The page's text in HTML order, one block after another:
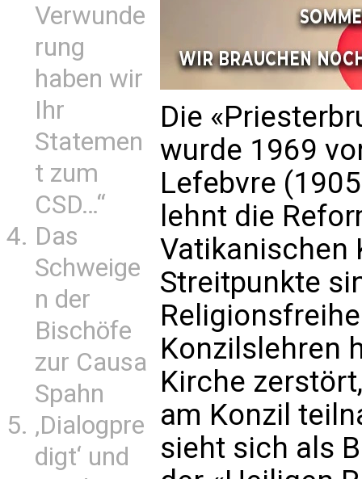
Verwunde
rung
haben wir
Ihr
Statemen
t zum
CSD…“
Das
Schweige
n der
Bischöfe
zur Causa
Spahn
‚Dialogpre
digt‘ und
Die
wurde 1969
Lefebvre
lehnt die
Vatikanischen
Streitpunkte
Konzilslehren
Kirche
am Konzil
sieht sich als